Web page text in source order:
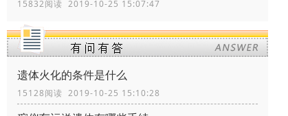
15832阅读 2019-10-25 15:07:47
遗体火化的条件是什么
15128阅读 2019-10-25 15:10:28